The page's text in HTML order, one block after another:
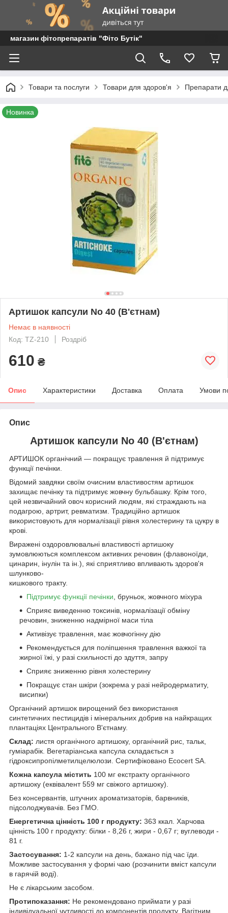
магазин фітопрепаратів "Фіто Бутік"
Товари та послуги Товари для здоров'я Препарати
Новинка
Артишок капсули No 40 (В'єтнам)
Немає в наявності
Код: TZ-210
Роздріб
610 ₴
Опис Характеристики Доставка Оплата Умови
Опис
Артишок капсули No 40 (В'єтнам)
АРТИШОК органічний — покращує травлення й підтримує
функції печінки.
Відомий завдяки своїм очисним властивостям артишок
захищає печінку та підтримує жовчну бульбашку. Крім того,
цей незвичайний овоч корисний людям, які страждають на
подагрою, артрит, ревматизм. Традиційно артишок
використовують для нормалізації рівня холестерину та цукру в
крові.
Виражені оздоровлювальні властивості артишоку
зумовлюються комплексом активних речовин (флавоноїди,
цинарин, інулін та ін.), які сприятливо впливають здоров'я
шлунково-
кишкового тракту.
Підтримує функції печінки, бруньок, жовчного міхура
Сприяє виведенню токсинів, нормалізації обміну
речовин, зниженню надмірної маси тіла
Активізує травлення, має жовчогінну дію
Рекомендується для поліпшення травлення важкої та
жирної їжі, у разі схильності до здуття, запру
Сприяє зниженню рівня холестерину
Покращує стан шкіри (зокрема у разі нейродерматиту,
висипки)
Органічний артишок вирощений без використання
синтетичних пестицидів і мінеральних добрив на найкращих
плантаціях Центрального В'єтнаму.
Склад: листя органічного артишоку, органічний рис, тальк,
гуміарабік. Вегетаріанська капсула складається з
гідроксипропілметилцелюлози. Сертифіковано Ecocert SA.
Кожна капсула містить 100 мг екстракту органічного
артишоку (еквівалент 559 мг свіжого артишоку).
Без консервантів, штучних ароматизаторів, барвників,
підсолоджувачів. Без ГМО.
Енергетична цінність 100 г продукту: 363 ккал. Харчова
цінність 100 г продукту: білки - 8,26 г, жири - 0,67 г; вуглеводи -
81 г.
Застосування: 1-2 капсули на день, бажано під час їди.
Можливе застосування у формі чаю (розчинити вміст капсули
в гарячій воді).
Не є лікарським засобом.
Протипоказання: Не рекомендовано приймати у разі
індивідуальної чутливості до компонентів продукту. Вагітним